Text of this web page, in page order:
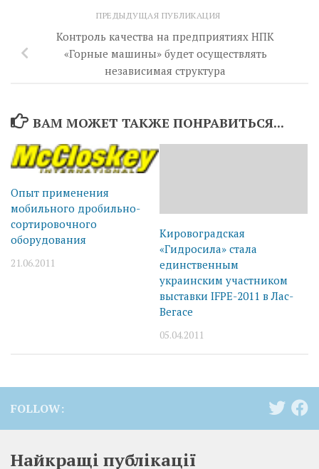
ПРЕДЫДУЩАЯ ПУБЛИКАЦИЯ
Контроль качества на предприятиях НПК
«Горные машины» будет осуществлять
независимая структура
ВАМ МОЖЕТ ТАКЖЕ ПОНРАВИТЬСЯ...
Опыт применения
мобильного дробильно-
сортировочного
оборудования
21.06.2011
Кировоградская
«Гидросила» стала
единственным
украинским участником
выставки IFPE-2011 в Лас-
Вегасе
05.04.2011
FOLLOW:
Найкращі публікації